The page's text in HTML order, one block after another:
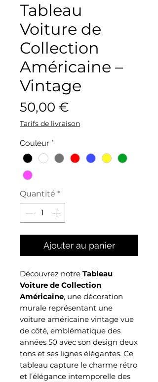
Tableau
Voiture de
Collection
Américaine –
Vintage
50,00 €
Tarifs de livraison
Couleur *
Quantité *
Ajouter au panier
Découvrez notre Tableau
Voiture de Collection
Américaine, une décoration
murale représentant une
voiture américaine vintage vue
de côté, emblématique des
années 50 avec son design deux
tons et ses lignes élégantes. Ce
tableau capture le charme rétro
et l’élégance intemporelle des